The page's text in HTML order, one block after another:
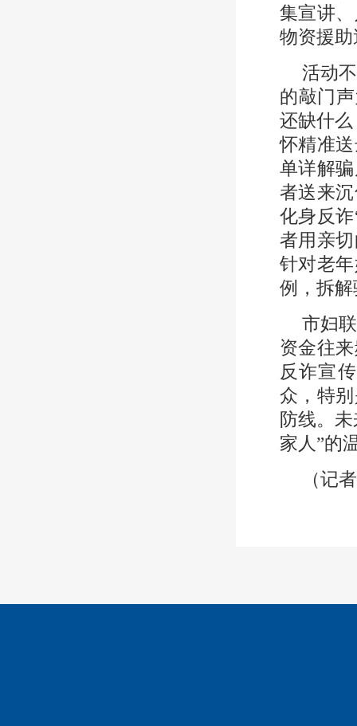
集宣讲
物资援
活动
的敲门
还缺什
怀精准
单详解
者送来
化身反
者用亲
针对老
例，拆
市妇
资金往
反诈宣
众，特
防线。
家人”的
（记